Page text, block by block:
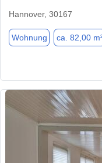
Hannover, 30167
Wohnung ca. 82,00